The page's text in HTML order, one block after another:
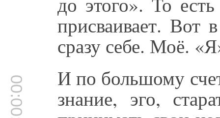
присваивает. Вот
сразу себе. Моё.
И по большому
знание, эго,